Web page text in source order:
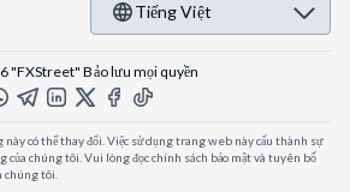
Tiếng Việt
"FXStreet" Bảo lưu mọi quyền
có thể thay đổi. Việc sử dụng trang web này cấu thành sự
của chúng tôi. Vui lòng đọc chính sách bảo mật và tuyên bố
chúng tôi.